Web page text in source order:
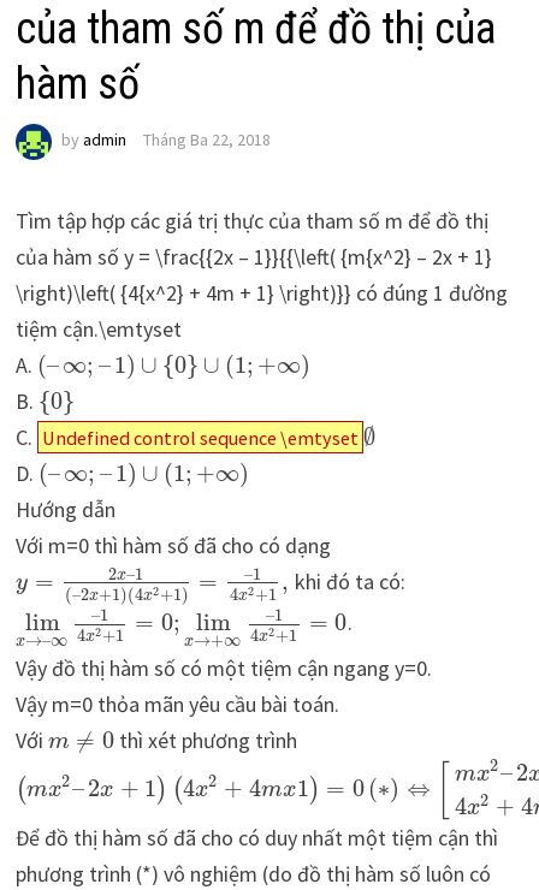
của tham số m để đồ thị của
hàm số
by admin Tháng Ba 22, 2018
Tìm tập hợp các giá trị thực của tham số m để đồ thị
của hàm số y = \frac{{2x – 1}}{{\left( {m{x^2} – 2x + 1}
\right)\left( {4{x^2} + 4m + 1} \right)}} có đúng 1 đường
tiệm cận.\emtyset
A. (–∞; –1) ∪ {0} ∪ (1; +∞)
B. {0}
C. Undefined control sequence \emtyset ∅
D. (–∞; –1) ∪ (1; +∞)
Hướng dẫn
Với m=0 thì hàm số đã cho có dạng
y = 2x–1
(–2x+1)(4x2+1) = –1
4x2+1 , khi đó ta có:
lim
x→–∞
–1
4x2+1 = 0; lim
x→+∞
–1
4x2+1 = 0.
Vậy đồ thị hàm số có một tiệm cận ngang y=0.
Vậy m=0 thỏa mãn yêu cầu bài toán.
Với m ≠ 0 thì xét phương trình
(mx2–2x + 1) (4x2 + 4mx1) = 0 (∗) ⇔
mx2–2
4x2 + 4
Để đồ thị hàm số đã cho có duy nhất một tiệm cận thì
phương trình (*) vô nghiệm (do đồ thị hàm số luôn có